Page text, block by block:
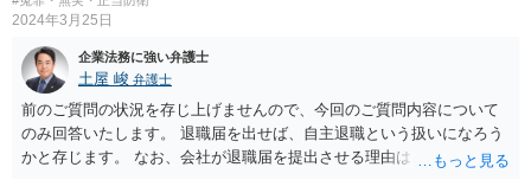
で契約を締結していないのかもしれません。契約書がないためにトラ
ブルが生じることは上記のとおり珍しくありません。 もし契約書がな
いようでしたら、ご自身の権利を守り義務の範囲を明確にするため、
契約書を作成することをお勧めします。 契約書の支援について、弁護
士にご相談されるのもお勧めです。
2024年3月25日
企業法務に強い弁護士
土屋 峻 弁護士
前のご質問の状況を存じ上げませんので、今回のご質問内容について
のみ回答いたします。 退職届を出せば、自主退職という扱いになろう
かと存じます。 なお、会社が退職届を提出させる理由は、後日解雇無